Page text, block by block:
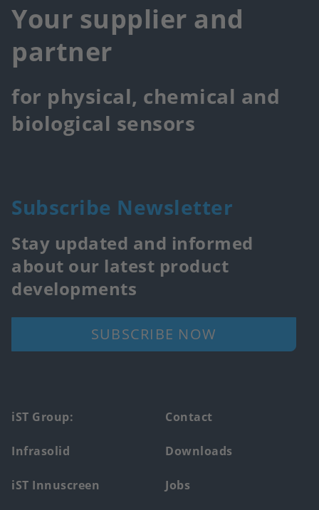
Your supplier and
partner
for physical, chemical and
biological sensors
Subscribe Newsletter
Stay updated and informed
about our latest product
developments
SUBSCRIBE NOW
Footer
main
menu
iST Group:
Infrasolid
iST Innuscreen
Contact
Downloads
Jobs